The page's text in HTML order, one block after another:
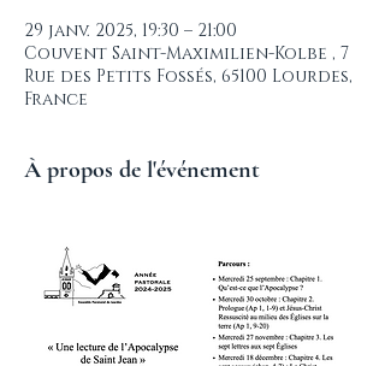
29 janv. 2025, 19:30 – 21:00
Couvent Saint-Maximilien-Kolbe , 7
Rue des Petits Fossés, 65100 Lourdes,
France
À propos de l'événement